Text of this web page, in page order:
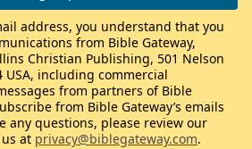
address, you understand that you
from Bible Gateway,
Christian Publishing, 501 Nelson
USA, including commercial
from partners of Bible
from Bible Gateway’s emails
any questions, please review our
at privacy@biblegateway.com.